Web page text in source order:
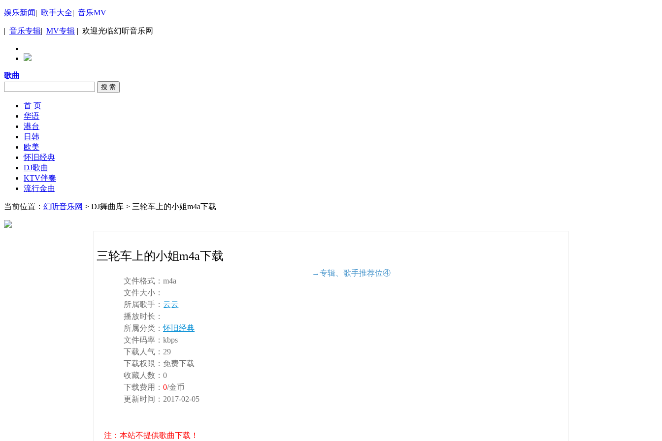
娱乐新闻| 歌手大全| 音乐MV
| 音乐专辑| MV专辑 | 欢迎光临幻听音乐网
歌曲
搜 索
首 页
华语
港台
日韩
欧美
怀旧经典
DJ歌曲
KTV伴奏
流行金曲
当前位置： 幻听音乐网 > DJ舞曲库 > 三轮车上的小姐m4a下载
三轮车上的小姐m4a下载
→专辑、歌手推荐位④
文件格式： m4a
文件大小：
所属歌手： 云云
播放时长：
所属分类：怀旧经典
文件码率： kbps
下载人气： 29
下载权限： 免费下载
收藏人数： 0
下载费用： 0/金币
更新时间： 2017-02-05
注：本站不提供歌曲下载！